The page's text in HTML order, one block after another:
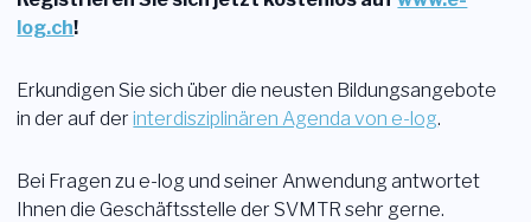
log.ch!
Erkundigen Sie sich über die neusten Bildungsangebote
in der auf derinterdisziplinären Agenda von e-log.
Bei Fragen zu e-log und seiner Anwendung antwortet
Ihnen die Geschäftsstelle der SVMTR sehr gerne.